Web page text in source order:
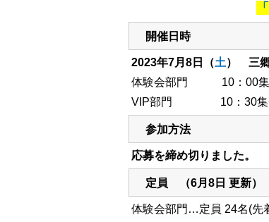
開催日時
2023年7月8日（土） 三
体験会部門 10：00集
VIP部門 10：30
参加方法
応募を締め切りました。
定員 （6月8日 更新）
体験会部門…定員 24名(先